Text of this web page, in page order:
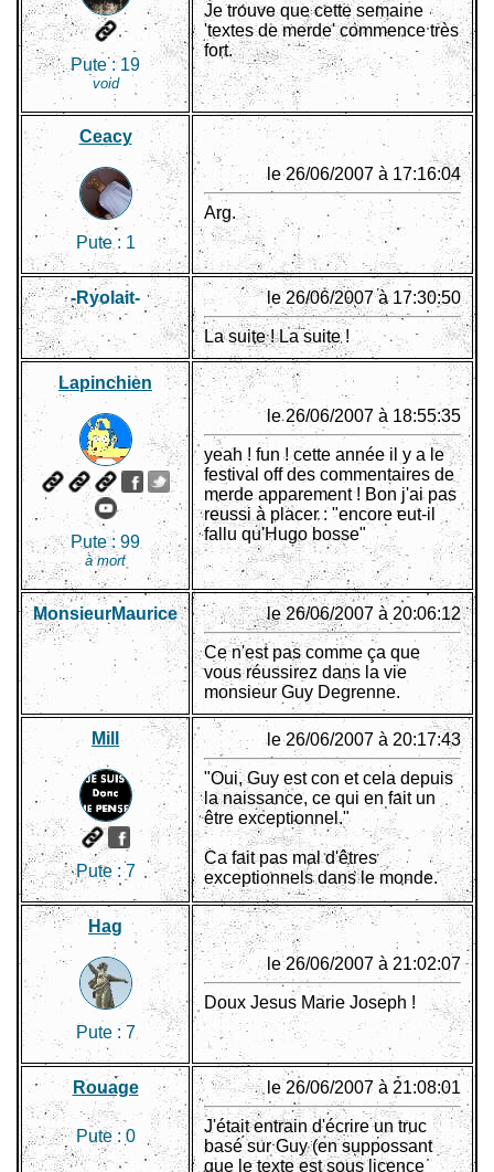
Pute :19
void
Je trouve que cette semaine
'textes de merde' commence très
fort.
Ceacy
Pute : 1
le 26/06/2007 à 17:16:04
Arg.
-Ryolait- le 26/06/2007 à 17:30:50
La suite ! La suite !
Lapinchien
Pute : 99
à mort
le 26/06/2007 à 18:55:35
yeah ! fun ! cette année il y a le
festival off des commentaires de
merde apparement ! Bon j'ai pas
reussi à placer : "encore eut-il
fallu qu'Hugo bosse"
MonsieurMaurice le 26/06/2007 à 20:06:12
Ce n'est pas comme ça que
vous réussirez dans la vie
monsieur Guy Degrenne.
Mill
Pute :7
le 26/06/2007 à 20:17:43
"Oui, Guy est con et cela depuis
la naissance, ce qui en fait un
être exceptionnel."
Ca fait pas mal d'êtres
exceptionnels dans le monde.
Hag
Pute : 7
le 26/06/2007 à 21:02:07
Doux Jesus Marie Joseph !
Rouage
Pute : 0
le 26/06/2007 à 21:08:01
J'était entrain d'écrire un truc
basé sur Guy (en suppossant
que le texte est sous licence